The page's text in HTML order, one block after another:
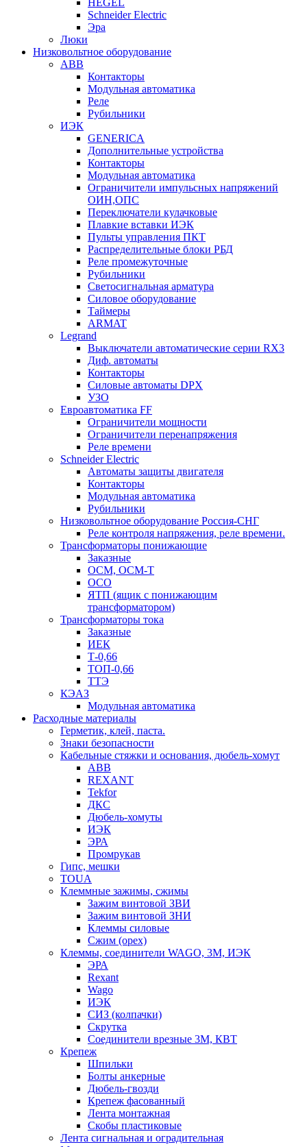
Schneider Electric
Эра
Люки
Низковольтное оборудование
ABB
Контакторы
Модульная автоматика
Реле
Рубильники
ИЭК
GENERICA
Дополнительные устройства
Контакторы
Модульная автоматика
Ограничители импульсных напряжений
ОИН,ОПС
Переключатели кулачковые
Плавкие вставки ИЭК
Пульты управления ПКТ
Распределительные блоки РБД
Реле промежуточные
Рубильники
Светосигнальная арматура
Силовое оборудование
Таймеры
ARMAT
Legrand
Выключатели автоматические серии RX3
Диф. автоматы
Контакторы
Силовые автоматы DPX
УЗО
Евроавтоматика FF
Ограничители мощности
Ограничители перенапряжения
Реле времени
Schneider Electric
Автоматы защиты двигателя
Контакторы
Модульная автоматика
Рубильники
Низковольтное оборудование Россия-СНГ
Реле контроля напряжения, реле времени.
Трансформаторы понижающие
Заказные
ОСМ, ОСМ-Т
ОСО
ЯТП (ящик с понижающим
трансформатором)
Трансформаторы тока
Заказные
ИЕК
Т-0,66
ТОП-0,66
ТТЭ
КЭАЗ
Модульная автоматика
Расходные материалы
Герметик, клей, паста.
Знаки безопасности
Кабельные стяжки и основания, дюбель-хомут
ABB
REXANT
Tekfor
ДКС
Дюбель-хомуты
ИЭК
ЭРА
Промрукав
Гипс, мешки
TOUA
Клеммные зажимы, сжимы
Зажим винтовой ЗВИ
Зажим винтовой ЗНИ
Клеммы силовые
Сжим (орех)
Клеммы, соединители WAGO, 3M, ИЭК
ЭРА
Rexant
Wago
ИЭК
СИЗ (колпачки)
Скрутка
Соединители врезные 3M, КВТ
Крепеж
Шпильки
Болты анкерные
Дюбель-гвозди
Крепеж фасованный
Лента монтажная
Скобы пластиковые
Лента сигнальная и оградительная